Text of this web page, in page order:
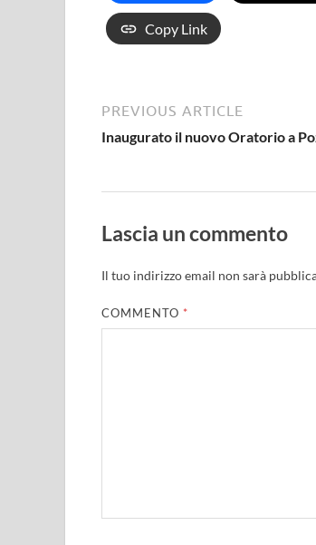
Copy Link
PREVIOUS ARTICLE
Inaugurato il nuovo Oratorio a
Lascia un commento
Il tuo indirizzo email non sarà
COMMENTO *